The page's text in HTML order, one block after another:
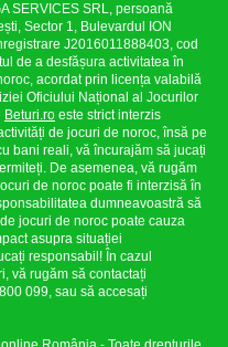
SERVICES SRL, persoană
Sector 1, Bulevardul ION
J2016011888403, cod
de a desfășura activitatea în
acordat prin licența valabilă
Oficiului Național al Jocurilor
Beturi.ro este strict interzis
de jocuri de noroc, însă pe
bani reali, vă încurajăm să jucați
De asemenea, vă rugăm
de noroc poate fi interzisă în
dumneavoastră să
jocuri de noroc poate cauza
asupra situației
responsabil! În cazul
vă rugăm să contactați
099, sau să accesați